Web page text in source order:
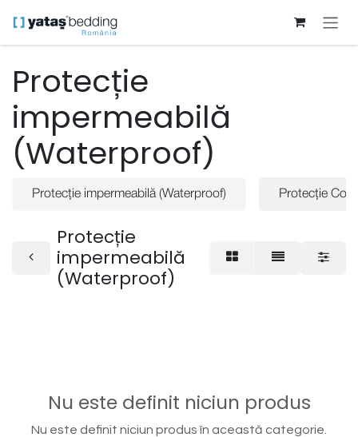
Protecție
impermeabilă
(Waterproof)
Protecție impermeabilă (Waterproof) Protecție
Protecție
impermeabilă
(Waterproof)
Nu este definit niciun produs
Nu este definit niciun produs în această categorie.